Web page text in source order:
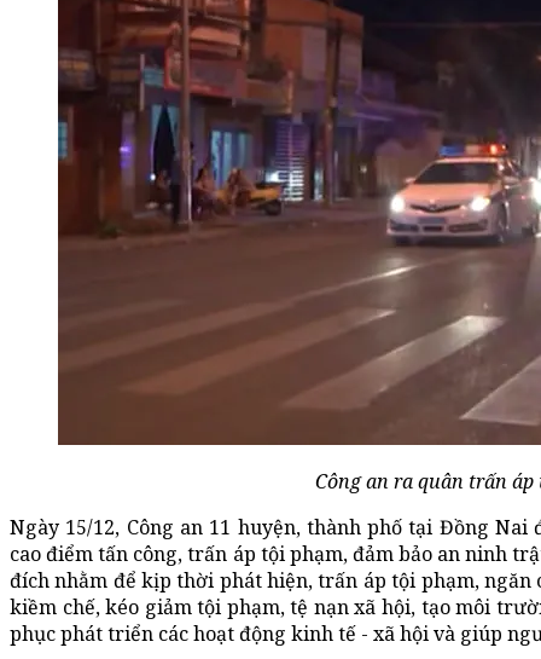
Công an ra quân trấn áp
Ngày 15/12, Công an 11 huyện, thành phố tại Đồng
cao điểm tấn công, trấn áp tội phạm, đảm bảo an ninh
đích nhằm để kịp thời phát hiện, trấn áp tội phạm,
kiềm chế, kéo giảm tội phạm, tệ nạn xã hội, tạo môi
phục phát triển các hoạt động kinh tế - xã hội và giúp